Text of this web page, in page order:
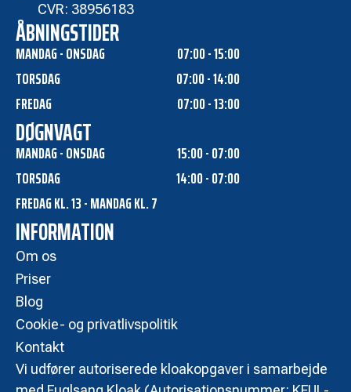
CVR: 38956183
ÅBNINGSTIDER
MANDAG - ONSDAG
07:00 - 15:00
TORSDAG
07:00 - 14:00
FREDAG
07:00 - 13:00
DØGNVAGT
MANDAG - ONSDAG
15:00 - 07:00
TORSDAG
14:00 - 07:00
FREDAG KL. 13 - MANDAG KL. 7
INFORMATION
Om os
Priser
Blog
Cookie- og privatlivspolitik
Kontakt
Vi udfører autoriserede kloakopgaver i samarbejde